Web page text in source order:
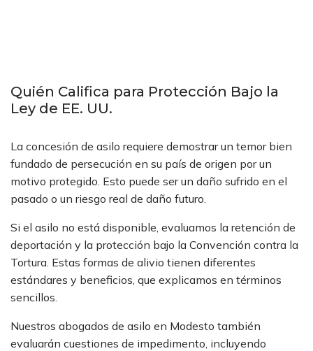
Quién Califica para Protección Bajo la
Ley de EE. UU.
La concesión de asilo requiere demostrar un temor bien
fundado de persecución en su país de origen por un
motivo protegido. Esto puede ser un daño sufrido en el
pasado o un riesgo real de daño futuro.
Si el asilo no está disponible, evaluamos la retención de
deportación y la protección bajo la Convención contra la
Tortura. Estas formas de alivio tienen diferentes
estándares y beneficios, que explicamos en términos
sencillos.
Nuestros abogados de asilo en Modesto también
evaluarán cuestiones de impedimento, incluyendo